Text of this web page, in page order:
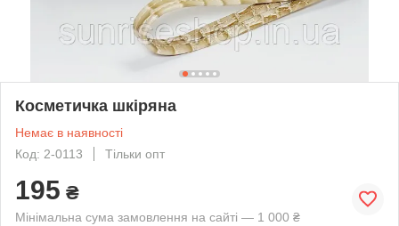
Косметичка шкіряна
Немає в наявності
Код: 2-0113
Тільки опт
195 ₴
Мінімальна сума замовлення на сайті — 1 000 ₴